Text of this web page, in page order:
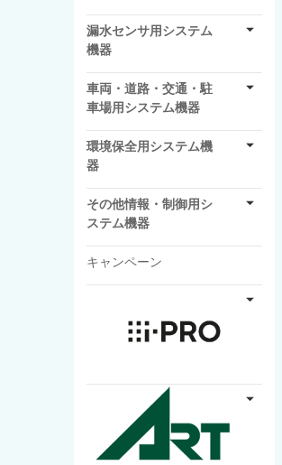
漏水センサ用システム
機器
車両・道路・交通・駐
車場用システム機器
環境保全用システム機
器
その他情報・制御用シ
ステム機器
キャンペーン